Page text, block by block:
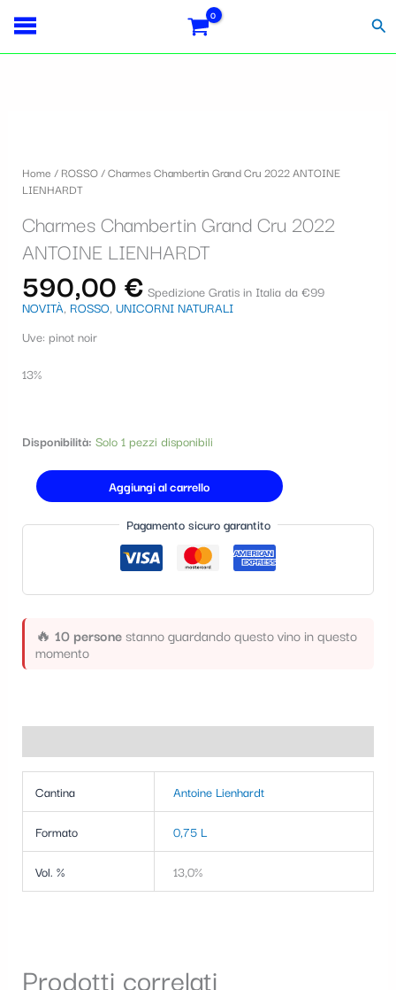
contenuto
Home / ROSSO/ Charmes Chambertin Grand Cru 2022 ANTOINE
LIENHARDT
Charmes Chambertin Grand Cru 2022
ANTOINE LIENHARDT
590,00 € Spedizione Gratis in Italia da €99
NOVITÀ, ROSSO, UNICORNI NATURALI
Uve: pinot noir
13%
Disponibilità: Solo 1 pezzi disponibili
Cru
2022
LIENHARDT
quantità
Aggiungi al carrello
Pagamento sicuro garantito
🔥 10 personestanno guardando questo vino in questo
momento
Cantina Antoine Lienhardt
Formato 0,75 L
Vol. % 13,0%
Prodotti correlati
S
o
n
a
e
r
fiscale:
Carrello: